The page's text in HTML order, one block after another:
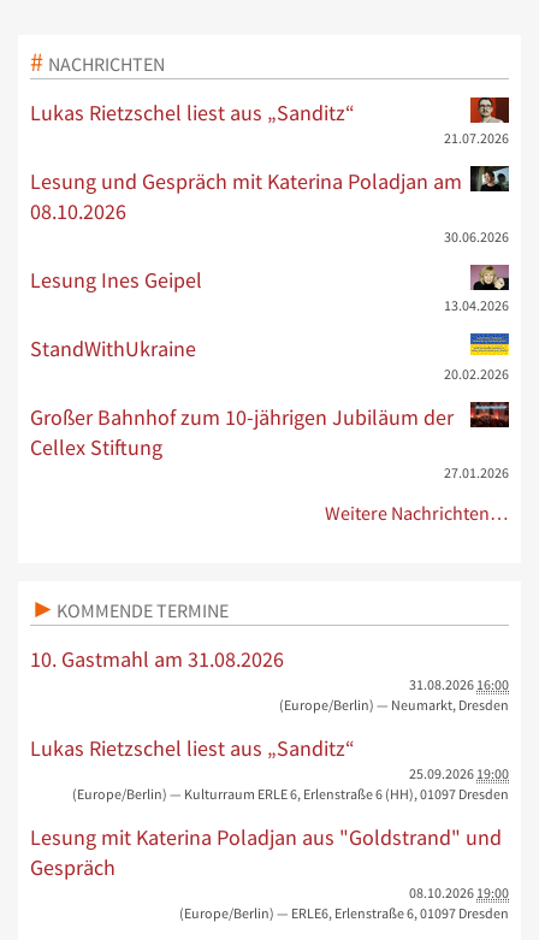
NACHRICHTEN
Lukas Rietzschel liest aus „Sanditz“
21.07.2026
Lesung und Gespräch mit Katerina Poladjan am
08.10.2026
30.06.2026
Lesung Ines Geipel
13.04.2026
StandWithUkraine
20.02.2026
Großer Bahnhof zum 10-jährigen Jubiläum der
Cellex Stiftung
27.01.2026
Weitere Nachrichten…
KOMMENDE TERMINE
10. Gastmahl am 31.08.2026
31.08.2026 16:00
(Europe/Berlin) — Neumarkt, Dresden
Lukas Rietzschel liest aus „Sanditz“
25.09.2026 19:00
(Europe/Berlin) — Kulturraum ERLE 6, Erlenstraße 6 (HH), 01097 Dresden
Lesung mit Katerina Poladjan aus "Goldstrand" und
Gespräch
08.10.2026 19:00
(Europe/Berlin) — ERLE6, Erlenstraße 6, 01097 Dresden